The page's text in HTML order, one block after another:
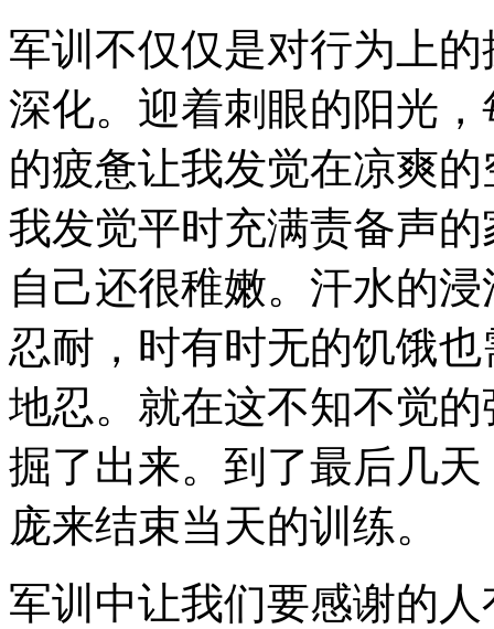
军训不仅仅是对行为上
深化。迎着刺眼的阳光
的疲惫让我发觉在凉爽
我发觉平时充满责备声
自己还很稚嫩。汗水的
忍耐，时有时无的饥饿
地忍。就在这不知不觉
掘了出来。到了最后几
庞来结束当天的训练。
军训中让我们要感谢的